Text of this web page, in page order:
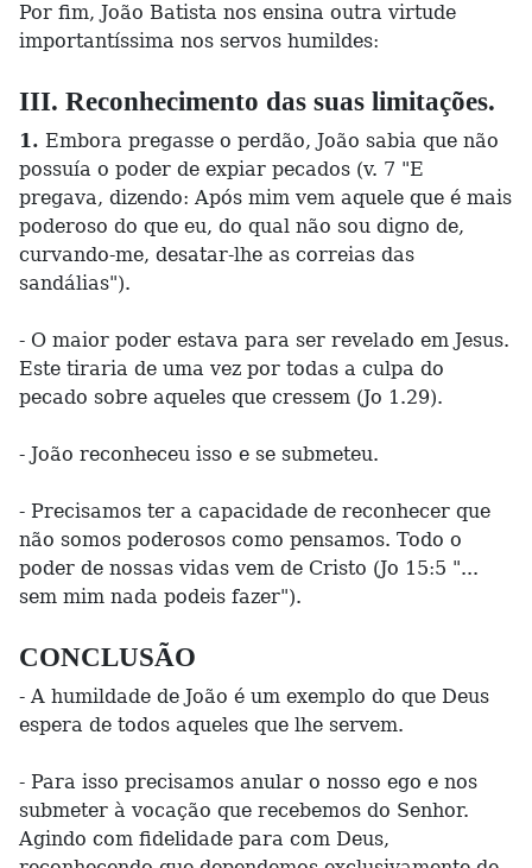
Por fim, João Batista nos ensina outra virtude
importantíssima nos servos humildes:
III. Reconhecimento das suas limitações.
1. Embora pregasse o perdão, João sabia que não
possuía o poder de expiar pecados (v. 7 "E
pregava, dizendo: Após mim vem aquele que é mais
poderoso do que eu, do qual não sou digno de,
curvando-me, desatar-lhe as correias das
sandálias").
- O maior poder estava para ser revelado em Jesus.
Este tiraria de uma vez por todas a culpa do
pecado sobre aqueles que cressem (Jo 1.29).
- João reconheceu isso e se submeteu.
- Precisamos ter a capacidade de reconhecer que
não somos poderosos como pensamos. Todo o
poder de nossas vidas vem de Cristo (Jo 15:5 "...
sem mim nada podeis fazer").
CONCLUSÃO
- A humildade de João é um exemplo do que Deus
espera de todos aqueles que lhe servem.
- Para isso precisamos anular o nosso ego e nos
submeter à vocação que recebemos do Senhor.
Agindo com fidelidade para com Deus,